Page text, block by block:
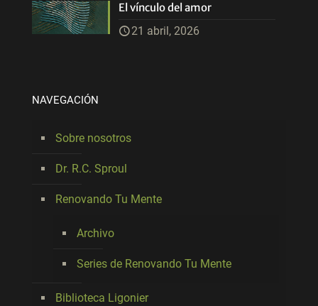
El vínculo del amor
21 abril, 2026
NAVEGACIÓN
Sobre nosotros
Dr. R.C. Sproul
Renovando Tu Mente
Archivo
Series de Renovando Tu Mente
Biblioteca Ligonier